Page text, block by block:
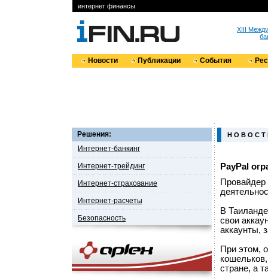
интернет финансы
XIII
Новости Публикации События
Решения:
Интернет-банкинг
Интернет-трейдинг
Интернет-страхование
Интернет-расчеты
Безопасность
Н О В О С Т
PayPal
Провайдер
В
свои
аккаунты,
При этом,
стране, а